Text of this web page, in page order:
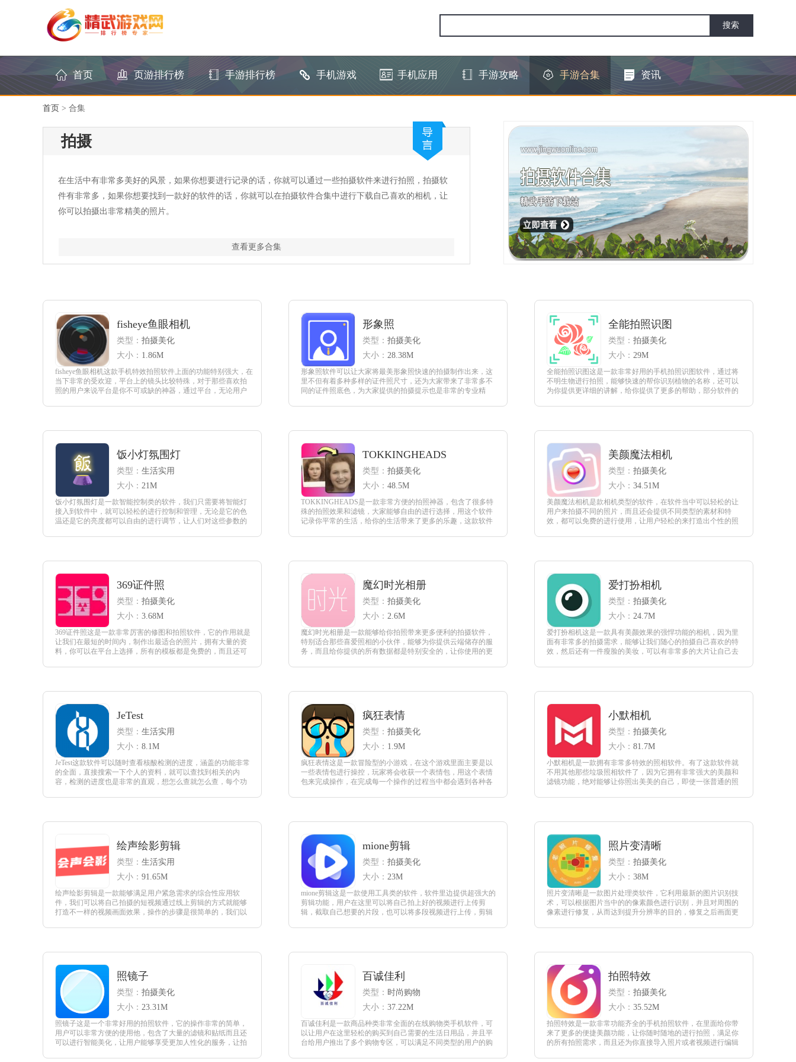
首页 页游排行榜 手游排行榜 手机游戏 手机应用 手游攻略 手游合集 资讯
首页 > 合集
拍摄
在生活中有非常多美好的风景，如果你想要进行记录的话，你就可以通过一些拍摄软件来进行拍照，拍摄软
件有非常多，如果你想要找到一款好的软件的话，你就可以在拍摄软件合集中进行下载自己喜欢的相机，让
你可以拍摄出非常精美的照片。
查看更多合集
fisheye鱼眼相机
类型： 拍摄美化
大小： 1.86M
fisheye鱼眼相机这款手机特效拍照软件上面的功能特别强大，在
当下非常的受欢迎，平台上的镜头比较特殊，对于那些喜欢拍
照的用户来说平台是你不可或缺的神器，通过平台，无论用户
形象照
类型： 拍摄美化
大小： 28.38M
形象照软件可以让大家将最美形象照快速的拍摄制作出来，这
里不但有着多种多样的证件照尺寸，还为大家带来了非常多不
同的证件照底色，为大家提供的拍摄提示也是非常的专业精
全能拍照识图
类型： 拍摄美化
大小： 29M
全能拍照识图这是一款非常好用的手机拍照识图软件，通过将
不明生物进行拍照，能够快速的帮你识别植物的名称，还可以
为你提供更详细的讲解，给你提供了更多的帮助，部分软件的
饭小灯氛围灯
类型： 生活实用
大小： 21M
饭小灯氛围灯是一款智能控制类的软件，我们只需要将智能灯
接入到软件中，就可以轻松的进行控制和管理，无论是它的色
温还是它的亮度都可以自由的进行调节，让人们对这些参数的
TOKKINGHEADS
类型： 拍摄美化
大小： 48.5M
TOKKINGHEADS是一款非常方便的拍照神器，包含了很多特
殊的拍照效果和滤镜，大家能够自由的进行选择，用这个软件
记录你平常的生活，给你的生活带来了更多的乐趣，这款软件
美颜魔法相机
类型： 拍摄美化
大小： 34.51M
美颜魔法相机是款相机类型的软件，在软件当中可以轻松的让
用户来拍摄不同的照片，而且还会提供不同类型的素材和特
效，都可以免费的进行使用，让用户轻松的来打造出个性的照
369证件照
类型： 拍摄美化
大小： 3.68M
369证件照这是一款非常厉害的修图和拍照软件，它的作用就是
让我们在最短的时间内，制作出最适合的照片，拥有大量的资
料，你可以在平台上选择，所有的模板都是免费的，而且还可
魔幻时光相册
类型： 拍摄美化
大小： 2.6M
魔幻时光相册是一款能够给你拍照带来更多便利的拍摄软件，
特别适合那些喜爱照相的小伙伴，能够为你提供云端储存的服
务，而且给你提供的所有数据都是特别安全的，让你使用的更
爱打扮相机
类型： 拍摄美化
大小： 24.7M
爱打扮相机这是一款具有美颜效果的强悍功能的相机，因为里
面有非常多的拍摄需求，能够让我们随心的拍摄自己喜欢的特
效，然后还有一件瘦脸的美妆，可以有非常多的大片让自己去
JeTest
类型： 生活实用
大小： 8.1M
JeTest这款软件可以随时查看核酸检测的进度，涵盖的功能非常
的全面，直接搜索一下个人的资料，就可以查找到相关的内
容，检测的进度也是非常的直观，想怎么查就怎么查，每个功
疯狂表情
类型： 拍摄美化
大小： 1.9M
疯狂表情这是一款冒险型的小游戏，在这个游戏里面主要是以
一些表情包进行操控，玩家将会收获一个表情包，用这个表情
包来完成操作，在完成每一个操作的过程当中都会遇到各种各
小默相机
类型： 拍摄美化
大小： 81.7M
小默相机是一款拥有非常多特效的照相软件。有了这款软件就
不用其他那些垃圾照相软件了，因为它拥有非常强大的美颜和
滤镜功能，绝对能够让你照出美美的自己，即使一张普通的照
绘声绘影剪辑
类型： 生活实用
大小： 91.65M
绘声绘影剪辑是一款能够满足用户紧急需求的综合性应用软
件，我们可以将自己拍摄的短视频通过线上剪辑的方式就能够
打造不一样的视频画面效果，操作的步骤是很简单的，我们以
mione剪辑
类型： 拍摄美化
大小： 23M
mione剪辑这是一款使用工具类的软件，软件里边提供超强大的
剪辑功能，用户在这里可以将自己拍上好的视频进行上传剪
辑，截取自己想要的片段，也可以将多段视频进行上传，剪辑
照片变清晰
类型： 拍摄美化
大小： 38M
照片变清晰是一款图片处理类软件，它利用最新的图片识别技
术，可以根据图片当中的的像素颜色进行识别，并且对周围的
像素进行修复，从而达到提升分辨率的目的，修复之后画面更
照镜子
类型： 拍摄美化
大小： 23.31M
照镜子这是一个非常好用的拍照软件，它的操作非常的简单，
用户可以非常方便的使用他，包含了大量的滤镜和贴纸而且还
可以进行智能美化，让用户能够享受更加人性化的服务，让拍
百诚佳利
类型： 时尚购物
大小： 37.22M
百诚佳利是一款商品种类非常全面的在线购物类手机软件，可
以让用户在这里轻松的购买到自己需要的生活日用品，并且平
台给用户推出了多个购物专区，可以满足不同类型的用户的购
拍照特效
类型： 拍摄美化
大小： 35.52M
拍照特效是一款非常功能齐全的手机拍照软件，在里面给你带
来了更多的便捷美颜功能，让你随时随地的进行拍照，满足你
的所有拍照需求，而且还为你直接导入照片或者视频进行编辑